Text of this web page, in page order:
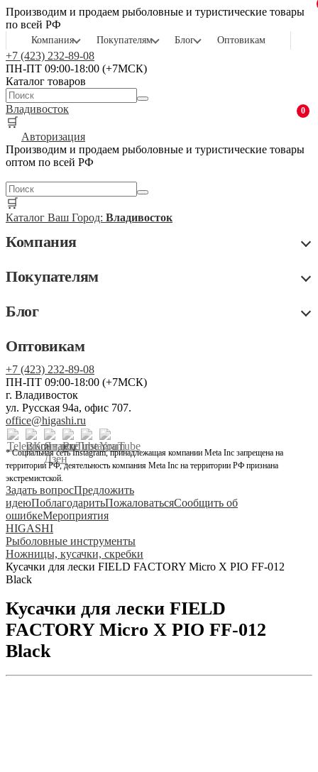
Производим и продаем рыболовные и туристические товары
по всей РФ
Компания Покупателям Блог Оптовикам
+7 (423) 232-89-08
ПН-ПТ 09:00-18:00 (+7МСК)
Каталог товаров
Владивосток
🛒
0
Авторизация
Производим и продаем рыболовные и туристические товары
оптом по всей РФ
🛒
Каталог Ваш Город: Владивосток
Компания
Покупателям
Блог
Оптовикам
+7 (423) 232-89-08
ПН-ПТ 09:00-18:00 (+7МСК)
г. Владивосток
ул. Русская 94а, офис 707.
office@higashi.ru
* Социальная сеть Instagram, принадлежащая компании Meta Inc запрещена на
территории РФ, деятельность компания Meta Inc на территории РФ признана
экстремистской.
Задать вопросПредложить
идеюПоблагодаритьПожаловатьсяСообщить об
ошибкеМероприятия
HIGASHI
Рыболовные инструменты
Ножницы, кусачки, скребки
Кусачки для лески FIELD FACTORY Micro X PIO FF-012
Black
Кусачки для лески FIELD
FACTORY Micro X PIO FF-012
Black